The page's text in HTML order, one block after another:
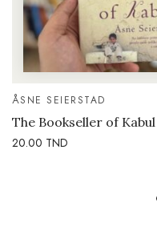
ÅSNE SEIERSTAD
The Bookseller of Kabul
20.00 TND